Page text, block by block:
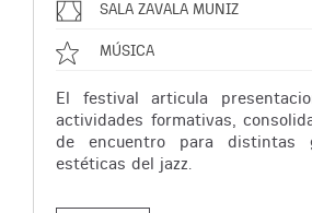
SALA ZAVALA MUNIZ
MÚSICA
El festival articula
actividades formativas,
de encuentro para distintas
estéticas del jazz.